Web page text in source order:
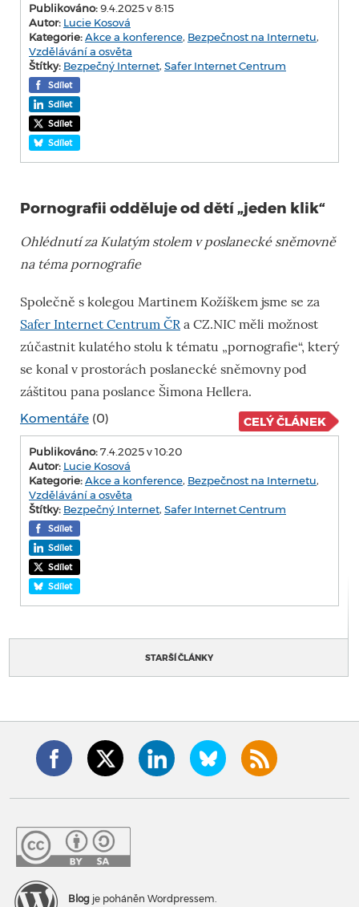
Publikováno:9.4.2025 v 8:15
Autor: Lucie Kosová
Kategorie:Akce a konference, Bezpečnost na Internetu,
Vzdělávání a osvěta
Štítky: Bezpečný Internet, Safer Internet Centrum
Sdílet
Sdílet
Sdílet
Sdílet
Pornografii odděluje od dětí „jeden klik“
Ohlédnutí za Kulatým stolem v poslanecké sněmovně
na téma pornografie
Společně s kolegou Martinem Kožíškem jsme se za
Safer Internet Centrum ČR a CZ.NIC měli možnost
zúčastnit kulatého stolu k tématu „pornografie“, který
se konal v prostorách poslanecké sněmovny pod
záštitou pana poslance Šimona Hellera.
Komentáře (0) CELÝ ČLÁNEK
Publikováno:7.4.2025 v 10:20
Autor: Lucie Kosová
Kategorie:Akce a konference, Bezpečnost na Internetu,
Vzdělávání a osvěta
Štítky: Bezpečný Internet, Safer Internet Centrum
Sdílet
Sdílet
Sdílet
Sdílet
STARŠÍ ČLÁNKY
Blog je poháněn Wordpressem.